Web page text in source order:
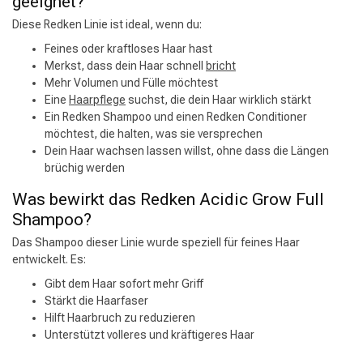
Diese Redken Linie ist ideal, wenn du:
Feines oder kraftloses Haar hast
Merkst, dass dein Haar schnell bricht
Mehr Volumen und Fülle möchtest
Eine Haarpflege suchst, die dein Haar wirklich stärkt
Ein Redken Shampoo und einen Redken Conditioner
möchtest, die halten, was sie versprechen
Dein Haar wachsen lassen willst, ohne dass die Längen
brüchig werden
Was bewirkt das Redken Acidic Grow Full
Shampoo?
Das Shampoo dieser Linie wurde speziell für feines Haar
entwickelt. Es:
Gibt dem Haar sofort mehr Griff
Stärkt die Haarfaser
Hilft Haarbruch zu reduzieren
Unterstützt volleres und kräftigeres Haar